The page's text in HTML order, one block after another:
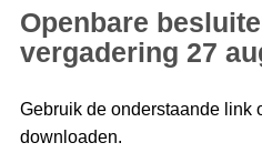
Openbare
vergadering 27
Gebruik de onderstaande link
downloaden.